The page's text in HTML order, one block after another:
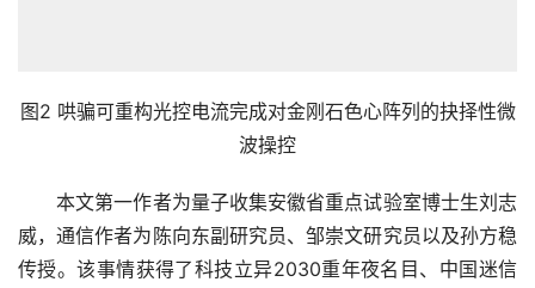
图2 哄骗可重构光控电流完成对金刚石色心阵列的抉择性微
波操控
本文第一作者为量子收集安徽省重点试验室博士生刘志
威，通信作者为陈向东副研究员、邹崇文研究员以及孙方稳
传授。该事情获得了科技立异2030重年夜名目、中国迷信